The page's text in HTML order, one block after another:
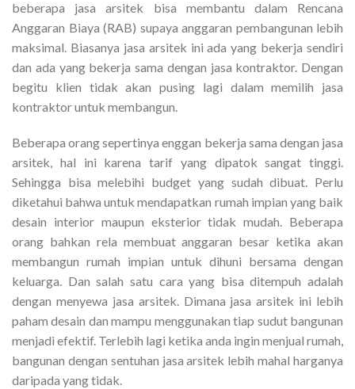
beberapa jasa arsitek bisa membantu dalam Rencana
Anggaran Biaya (RAB) supaya anggaran pembangunan lebih
maksimal. Biasanya jasa arsitek ini ada yang bekerja sendiri
dan ada yang bekerja sama dengan jasa kontraktor. Dengan
begitu klien tidak akan pusing lagi dalam memilih jasa
kontraktor untuk membangun.
Beberapa orang sepertinya enggan bekerja sama dengan jasa
arsitek, hal ini karena tarif yang dipatok sangat tinggi.
Sehingga bisa melebihi budget yang sudah dibuat. Perlu
diketahui bahwa untuk mendapatkan rumah impian yang baik
desain interior maupun eksterior tidak mudah. Beberapa
orang bahkan rela membuat anggaran besar ketika akan
membangun rumah impian untuk dihuni bersama dengan
keluarga. Dan salah satu cara yang bisa ditempuh adalah
dengan menyewa jasa arsitek. Dimana jasa arsitek ini lebih
paham desain dan mampu menggunakan tiap sudut bangunan
menjadi efektif. Terlebih lagi ketika anda ingin menjual rumah,
bangunan dengan sentuhan jasa arsitek lebih mahal harganya
daripada yang tidak.